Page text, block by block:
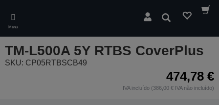
main
content
Menu
Pesquisar
TM-L500A 5Y RTBS CoverPlus
SKU: CP05RTBSCB49
474,78 €
IVA incluído (386,00 € IVA não incluído)